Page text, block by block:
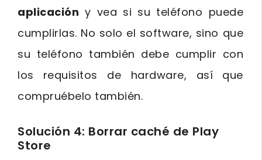
aplicación y vea si su teléfono puede
cumplirlas. No solo el software, sino que
su teléfono también debe cumplir con
los requisitos de hardware, así que
compruébelo también.
Solución 4: Borrar caché de Play
Store